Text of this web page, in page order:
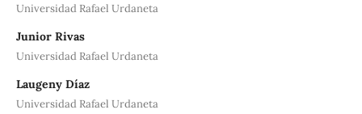
Universidad Rafael Urdaneta
Junior Rivas
Universidad Rafael Urdaneta
Laugeny Díaz
Universidad Rafael Urdaneta